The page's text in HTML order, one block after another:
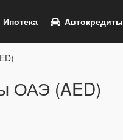
Ипотека Автокредиты
ОАЭ (AED)